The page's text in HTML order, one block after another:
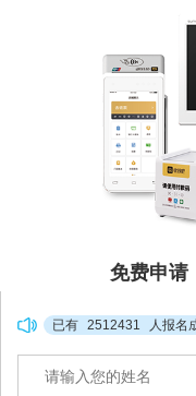
免费申请
已有 2512431 人报名